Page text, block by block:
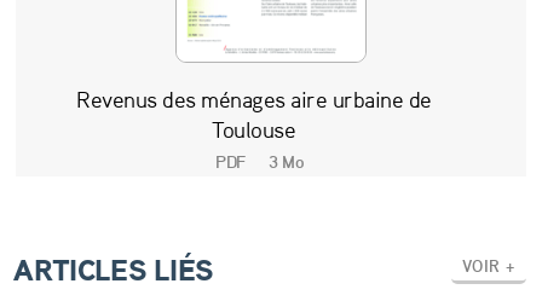
u
Revenus des ménages aire urbaine de
Toulouse
PDF 3 Mo
ARTICLES LIÉS VOIR +